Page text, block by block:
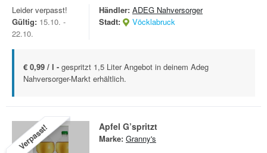
Leider verpasst!
Gültig: 15.10. -
22.10.
Händler: ADEG Nahversorger
Stadt:
Vöcklabruck
€ 0,99 / l - gespritzt 1,5 Liter Angebot in deinem Adeg
Nahversorger-Markt erhältlich.
Verpasst! Apfel G’spritzt
Marke: Granny's